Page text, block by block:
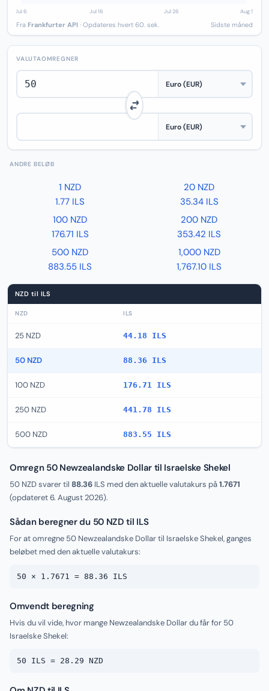
Fra Frankfurter API · Opdateres hvert 60. sek. Sidste måned
VALUTAOMREGNER
ANDRE BELØB
1 NZD
1.77 ILS
20 NZD
35.34 ILS
100 NZD
176.71 ILS
200 NZD
353.42 ILS
500 NZD
883.55 ILS
1,000 NZD
1,767.10 ILS
NZD til ILS
NZD ILS
25 NZD 44.18 ILS
50 NZD 88.36 ILS
100 NZD 176.71 ILS
250 NZD 441.78 ILS
500 NZD 883.55 ILS
Omregn 50 Newzealandske Dollar til Israelske Shekel
50 NZD svarer til 88.36 ILS med den aktuelle valutakurs på1.7671
(opdateret6. August 2026).
Sådan beregner du 50 NZD til ILS
For at omregne 50 Newzealandske Dollar til Israelske Shekel, ganges
beløbet med den aktuelle valutakurs:
50 × 1.7671 = 88.36 ILS
Omvendt beregning
Hvis du vil vide, hvor mange Newzealandske Dollar du får for 50
Israelske Shekel:
50 ILS = 28.29 NZD